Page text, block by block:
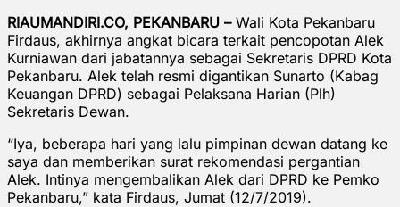
RIAUMANDIRI.CO, PEKANBARU – Wali Kota Pekanbaru
Firdaus, akhirnya angkat bicara terkait pencopotan Alek
Kurniawan dari jabatannya sebagai Sekretaris DPRD Kota
Pekanbaru. Alek telah resmi digantikan Sunarto (Kabag
Keuangan DPRD) sebagai Pelaksana Harian (Plh)
Sekretaris Dewan.
“Iya, beberapa hari yang lalu pimpinan dewan datang ke
saya dan memberikan surat rekomendasi pergantian
Alek. Intinya mengembalikan Alek dari DPRD ke Pemko
Pekanbaru,” kata Firdaus, Jumat (12/7/2019).